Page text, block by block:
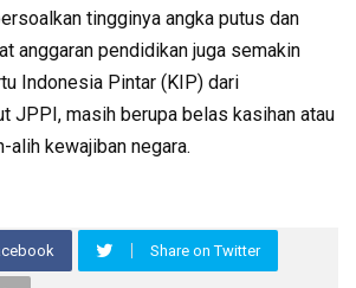
tingginya angka putus dan
anggaran pendidikan juga semakin
Indonesia Pintar (KIP) dari
JPPI, masih berupa belas kasihan atau
alih kewajiban negara.
Share on Twitter